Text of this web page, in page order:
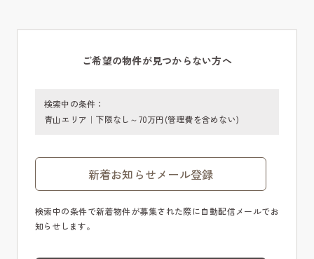
ご希望の物件が見つからない方へ
検索中の条件：
青山エリア｜下限なし～70万円(管理費を含めない)
新着お知らせメール登録
検索中の条件で新着物件が募集された際に自動配信メールでお
知らせします。